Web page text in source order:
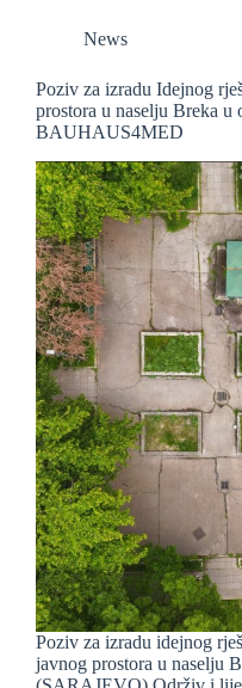
News
Poziv za izradu Idejnog
prostora u naselju Breka u
BAUHAUS4MED
Poziv za izradu idejnog
javnog prostora u naselju